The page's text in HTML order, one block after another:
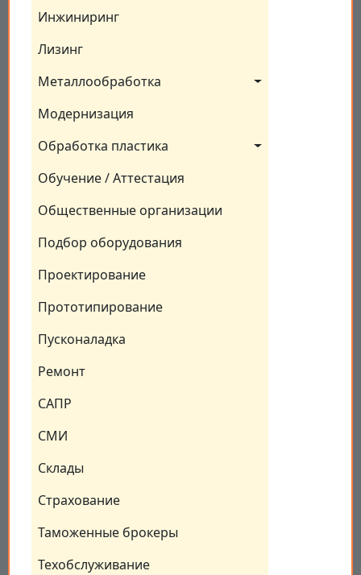
Инжиниринг
Лизинг
Металлообработка
Модернизация
Обработка пластика
Обучение / Аттестация
Общественные организации
Подбор оборудования
Проектирование
Прототипирование
Пусконаладка
Ремонт
САПР
СМИ
Склады
Страхование
Таможенные брокеры
Техобслуживание